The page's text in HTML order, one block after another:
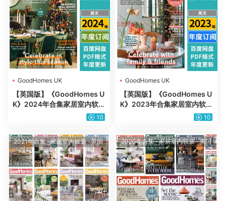
GoodHomes UK
【英国版】《GoodHomes U
K》2024年合集家居室内软
装住宅装饰设计PDF杂志（年
10
GoodHomes UK
【英国版】《GoodHomes U
K》2023年合集家居室内软
装住宅装饰设计PDF杂志（年
10
2021年合集·家居室内软装·英国 2020年合集·家居室内软装·英国